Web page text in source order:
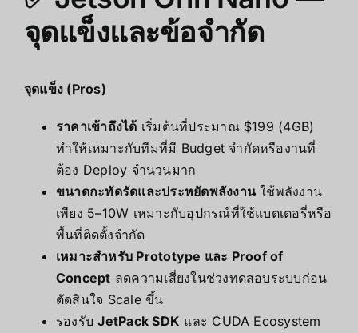
จุดแข็งและข้อจำกัด
จุดแข็ง (Pros)
ราคาเข้าถึงได้ เริ่มต้นที่ประมาณ $199 (4GB)
ทำให้เหมาะกับทีมที่มี Budget จำกัดหรืองานที่
ต้อง Deploy จำนวนมาก
ขนาดกะทัดรัดและประหยัดพลังงานใช้พลังงาน
เพียง 5–10W เหมาะกับอุปกรณ์ที่ใช้แบตเตอรี่หรือ
พื้นที่ติดตั้งจำกัด
เหมาะสำหรับ Prototype และ Proof of
Concept ลดความเสี่ยงในช่วงทดสอบระบบก่อน
ตัดสินใจ Scale ขึ้น
รองรับJetPack SDK และ CUDA Ecosystem